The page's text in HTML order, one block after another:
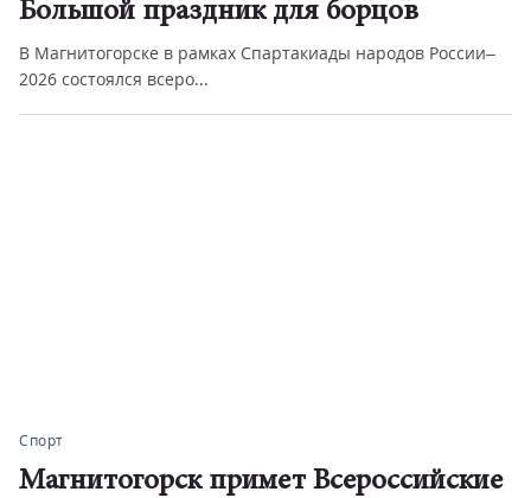
Большой праздник для борцов
В Магнитогорске в рамках Спартакиады народов России–
2026 состоялся всеро...
Спорт
Магнитогорск примет Всероссийские